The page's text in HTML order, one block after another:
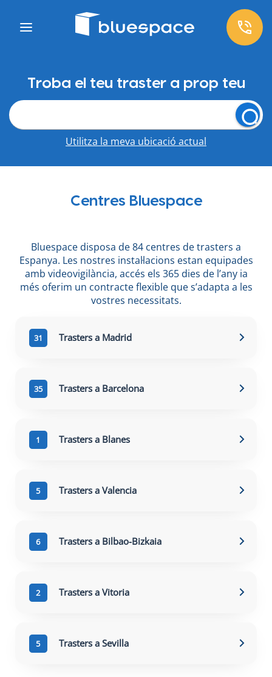
Troba el teu traster a prop teu
Utilitza la meva ubicació actual
Centres Bluespace
Bluespace disposa de 84 centres de trasters a
Espanya. Les nostres instal·lacions estan equipades
amb videovigilància, accés els 365 dies de l’any ia
més oferim un contracte flexible que s’adapta a les
vostres necessitats.
31 Trasters a Madrid
35 Trasters a Barcelona
1 Trasters a Blanes
5 Trasters a Valencia
6 Trasters a Bilbao-Bizkaia
2 Trasters a Vitoria
5 Trasters a Sevilla